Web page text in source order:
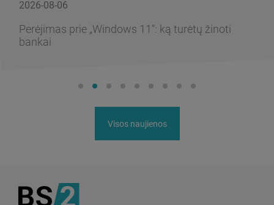
2026-08-06
Perėjimas prie „Windows 11“: ką turėtų žinoti
bankai
Visos naujienos